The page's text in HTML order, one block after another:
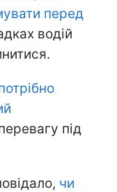
перед
водій
під
чи